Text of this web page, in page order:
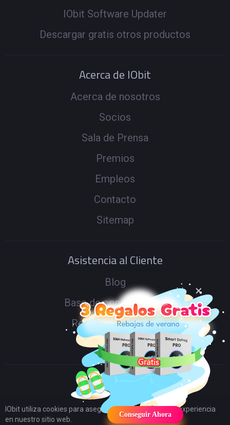
Conseguir Ahora
IObit Software Updater
Descargar gratis otros productos
Acerca de IObit
Acerca de nosotros
Socios
Sala de Prensa
Premios
Empleos
Contacto
Sitemap
Asistencia al Cliente
Blog
Base de conocimiento
Renueva tu licencia
IObit Foro
IObit utiliza cookies para asegurar que tenga la mejor experiencia
en nuestro sitio web.